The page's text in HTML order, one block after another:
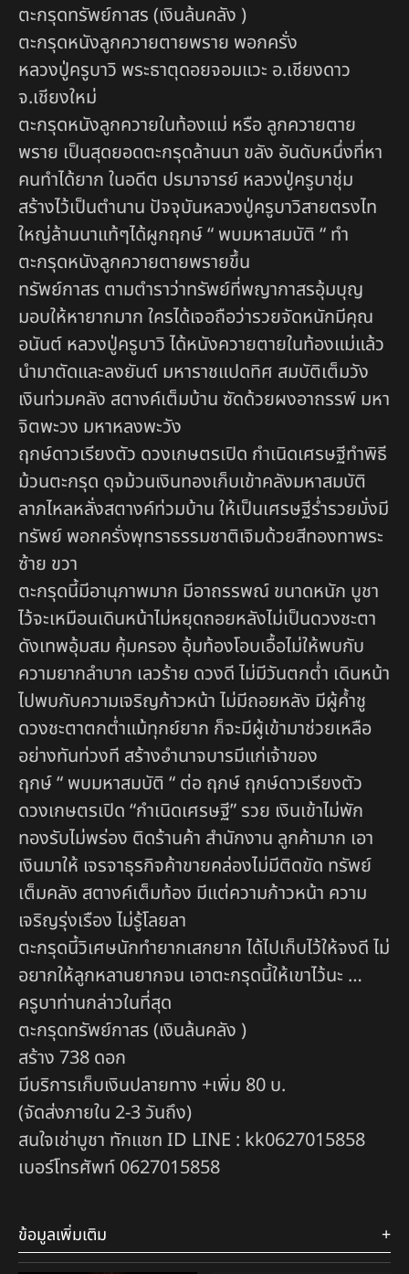
ตะกรุดทรัพย์กาสร (เงินล้นคลัง )
ตะกรุดหนังลูกควายตายพราย พอกครั่ง
หลวงปู่ครูบาวิ พระธาตุดอยจอมแวะ อ.เชียงดาว
จ.เชียงใหม่
ตะกรุดหนังลูกควายในท้องแม่ หรือ ลูกควายตาย
พราย เป็นสุดยอดตะกรุดล้านนา ขลัง อันดับหนึ่งที่หา
คนทำได้ยาก ในอดีต ปรมาจารย์ หลวงปู่ครูบาชุ่ม
สร้างไว้เป็นตำนาน ปัจจุบันหลวงปู่ครูบาวิสายตรงไท
ใหญ่ล้านนาแท้ๆได้ผูกฤกษ์ “ พบมหาสมบัติ “ ทำ
ตะกรุดหนังลูกควายตายพรายขึ้น
ทรัพย์กาสร ตามตำราว่าทรัพย์ที่พญากาสรอุ้มบุญ
มอบให้หายากมาก ใครได้เจอถือว่ารวยจัดหนักมีคุณ
อนันต์ หลวงปู่ครูบาวิ ได้หนังควายตายในท้องแม่แล้ว
นำมาตัดและลงยันต์ มหาราชแปดทิศ สมบัติเต็มวัง
เงินท่วมคลัง สตางค์เต็มบ้าน ซัดด้วยผงอาถรรพ์ มหา
จิตพะวง มหาหลงพะวัง
ฤกษ์ดาวเรียงตัว ดวงเกษตรเปิด กำเนิดเศรษฐีทำพิธี
ม้วนตะกรุด ดุจม้วนเงินทองเก็บเข้าคลังมหาสมบัติ
ลาภไหลหลั่งสตางค์ท่วมบ้าน ให้เป็นเศรษฐีร่ำรวยมั่งมี
ทรัพย์ พอกครั่งพุทราธรรมชาติเจิมด้วยสีทองทาพระ
ซ้าย ขวา
ตะกรุดนี้มีอานุภาพมาก มีอาถรรพณ์ ขนาดหนัก บูชา
ไว้จะเหมือนเดินหน้าไม่หยุดถอยหลังไม่เป็นดวงชะตา
ดังเทพอุ้มสม คุ้มครอง อุ้มท้องโอบเอื้อไม่ให้พบกับ
ความยากลำบาก เลวร้าย ดวงดี ไม่มีวันตกต่ำ เดินหน้า
ไปพบกับความเจริญก้าวหน้า ไม่มีถอยหลัง มีผู้ค้ำชู
ดวงชะตาตกต่ำแม้ทุกย์ยาก ก็จะมีผู้เข้ามาช่วยเหลือ
อย่างทันท่วงที สร้างอำนาจบารมีแก่เจ้าของ
ฤกษ์ “ พบมหาสมบัติ “ ต่อ ฤกษ์ ฤกษ์ดาวเรียงตัว
ดวงเกษตรเปิด “กำเนิดเศรษฐี” รวย เงินเข้าไม่พัก
ทองรับไม่พร่อง ติดร้านค้า สำนักงาน ลูกค้ามาก เอา
เงินมาให้ เจรจาธุรกิจค้าขายคล่องไม่มีติดขัด ทรัพย์
เต็มคลัง สตางค์เต็มท้อง มีแต่ความก้าวหน้า ความ
เจริญรุ่งเรือง ไม่รู้โลยลา
ตะกรุดนี้วิเศษนักทำยากเสกยาก ได้ไปเก็บไว้ให้จงดี ไม่
อยากให้ลูกหลานยากจน เอาตะกรุดนี้ให้เขาไว้นะ …
ครูบาท่านกล่าวในที่สุด
ตะกรุดทรัพย์กาสร (เงินล้นคลัง )
สร้าง 738 ดอก
มีบริการเก็บเงินปลายทาง +เพิ่ม 80 บ.
(จัดส่งภายใน 2-3 วันถึง)
สนใจเช่าบูชา ทักแชท ID LINE : kk0627015858
เบอร์โทรศัพท์ 0627015858
ข้อมูลเพิ่มเติม